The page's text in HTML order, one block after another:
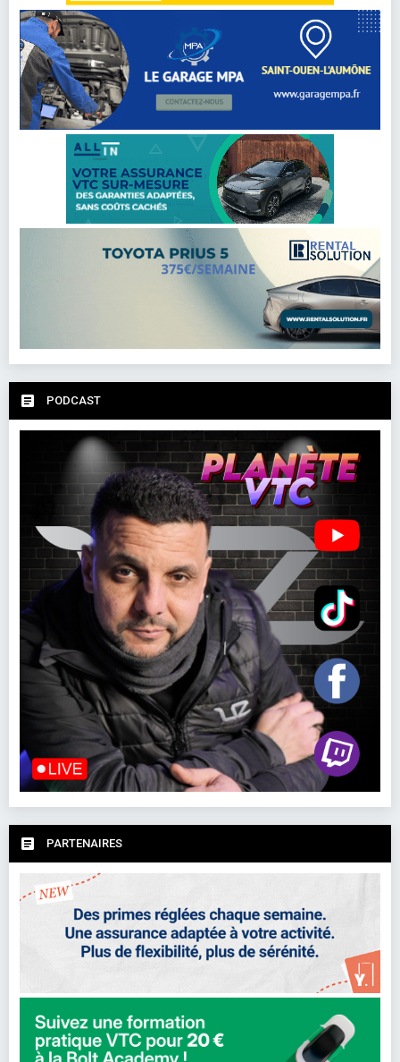
PODCAST
PARTENAIRES